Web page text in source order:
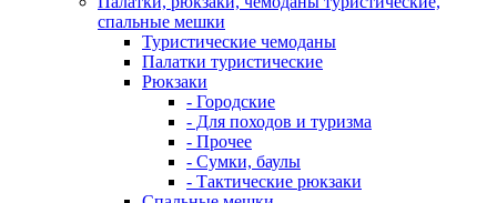
спальные мешки
Туристические чемоданы
Палатки туристические
Рюкзаки
- Городские
- Для походов и туризма
- Прочее
- Сумки, баулы
- Тактические рюкзаки